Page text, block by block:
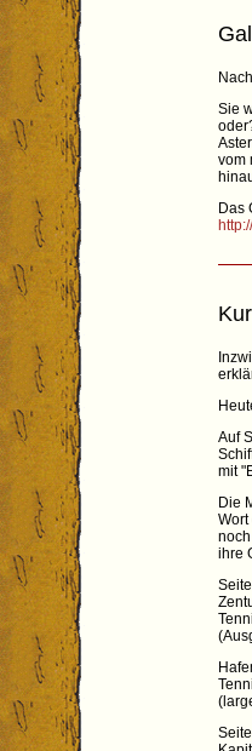
Sie
vom
Das
Auf
mit
Die
ihre